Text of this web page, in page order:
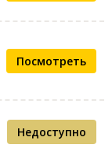
Посмотреть
Недоступно